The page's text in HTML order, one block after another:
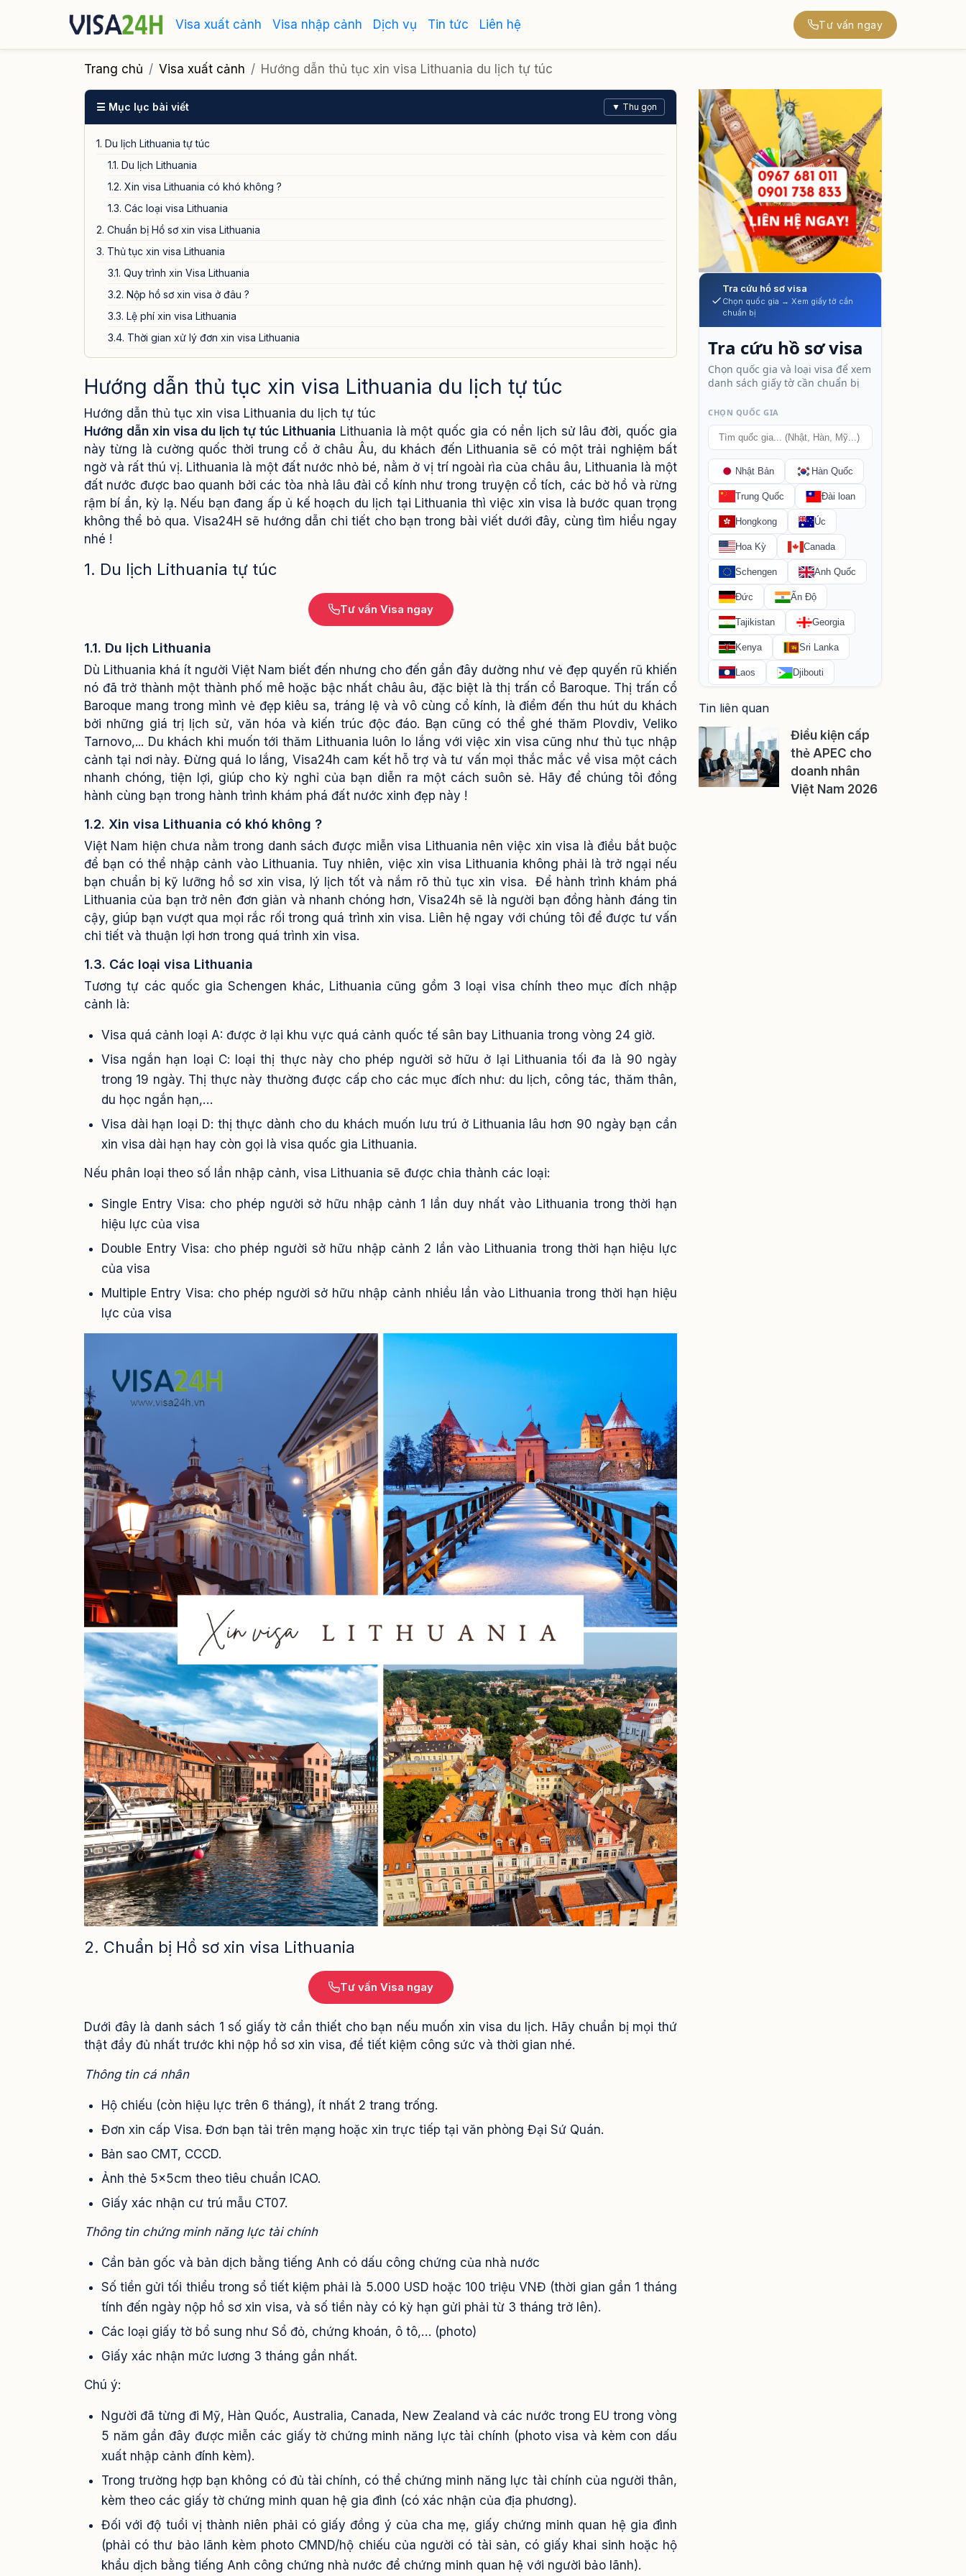
Visa xuất cảnh Visa nhập cảnh Dịch vụ Tin tức Liên hệ Tư vấn ngay
Trang chủ Visa xuất cảnh Hướng dẫn thủ tục xin visa Lithuania du lịch tự túc
☰ Mục lục bài viết ▼ Thu gọn
1. Du lịch Lithuania tự túc
1.1. Du lịch Lithuania
1.2. Xin visa Lithuania có khó không ?
1.3. Các loại visa Lithuania
2. Chuẩn bị Hồ sơ xin visa Lithuania
3. Thủ tục xin visa Lithuania
3.1. Quy trình xin Visa Lithuania
3.2. Nộp hồ sơ xin visa ở đâu ?
3.3. Lệ phí xin visa Lithuania
3.4. Thời gian xử lý đơn xin visa Lithuania
4. Các lưu ý quan trọng khi xin visa Lithuania du lịch tự túc
5. Dịch vụ xin visa Lithuania của Visa24h.vn
Hướng dẫn thủ tục xin visa Lithuania du lịch tự túc
Hướng dẫn thủ tục xin visa Lithuania du lịch tự túc
Hướng dẫn xin visa du lịch tự túc Lithuania Lithuania là một quốc gia có nền lịch sử lâu đời, quốc gia
này từng là cường quốc thời trung cổ ở châu Âu, du khách đến Lithuania sẽ có một trải nghiệm bất
ngờ và rất thú vị. Lithuania là một đất nước nhỏ bé, nằm ở vị trí ngoài rìa của châu âu, Lithuania là một
đất nước được bao quanh bởi các tòa nhà lâu đài cổ kính như trong truyện cổ tích, các bờ hồ và rừng
rậm bí ẩn, kỳ lạ. Nếu bạn đang ấp ủ kế hoạch du lịch tại Lithuania thì việc xin visa là bước quan trọng
không thể bỏ qua. Visa24H sẽ hướng dẫn chi tiết cho bạn trong bài viết dưới đây, cùng tìm hiểu ngay
nhé !
1. Du lịch Lithuania tự túc
Tư vấn Visa ngay
1.1. Du lịch Lithuania
Dù Lithuania khá ít người Việt Nam biết đến nhưng cho đến gần đây dường như vẻ đẹp quyến rũ khiến
nó đã trở thành một thành phố mê hoặc bậc nhất châu âu, đặc biệt là thị trấn cổ Baroque. Thị trấn cổ
Baroque mang trong mình vẻ đẹp kiêu sa, tráng lệ và vô cùng cổ kính, là điểm đến thu hút du khách
bởi những giá trị lịch sử, văn hóa và kiến trúc độc đáo. Bạn cũng có thể ghé thăm Plovdiv, Veliko
Tarnovo,... Du khách khi muốn tới thăm Lithuania luôn lo lắng với việc xin visa cũng như thủ tục nhập
cảnh tại nơi này. Đừng quá lo lắng, Visa24h cam kết hỗ trợ và tư vấn mọi thắc mắc về visa một cách
nhanh chóng, tiện lợi, giúp cho kỳ nghỉ của bạn diễn ra một cách suôn sẻ. Hãy để chúng tôi đồng
hành cùng bạn trong hành trình khám phá đất nước xinh đẹp này !
1.2. Xin visa Lithuania có khó không ?
Việt Nam hiện chưa nằm trong danh sách được miễn visa Lithuania nên việc xin visa là điều bắt buộc
để bạn có thể nhập cảnh vào Lithuania. Tuy nhiên, việc xin visa Lithuania không phải là trở ngại nếu
bạn chuẩn bị kỹ lưỡng hồ sơ xin visa, lý lịch tốt và nắm rõ thủ tục xin visa.
Để hành trình khám phá
Lithuania của bạn trở nên đơn giản và nhanh chóng hơn, Visa24h sẽ là người bạn đồng hành đáng tin
cậy, giúp bạn vượt qua mọi rắc rối trong quá trình xin visa. Liên hệ ngay với chúng tôi để được tư vấn
chi tiết và thuận lợi hơn trong quá trình xin visa.
1.3. Các loại visa Lithuania
Tương tự các quốc gia Schengen khác, Lithuania cũng gồm 3 loại visa chính theo mục đích nhập
cảnh là:
Visa quá cảnh loại A: được ở lại khu vực quá cảnh quốc tế sân bay Lithuania trong vòng 24 giờ.
Visa ngắn hạn loại C: loại thị thực này cho phép người sở hữu ở lại Lithuania tối đa là 90 ngày
trong 19 ngày. Thị thực này thường được cấp cho các mục đích như: du lịch, công tác, thăm thân,
du học ngắn hạn,…
Visa dài hạn loại D: thị thực dành cho du khách muốn lưu trú ở Lithuania lâu hơn 90 ngày bạn cần
xin visa dài hạn hay còn gọi là visa quốc gia Lithuania.
Nếu phân loại theo số lần nhập cảnh, visa Lithuania sẽ được chia thành các loại:
Single Entry Visa: cho phép người sở hữu nhập cảnh 1 lần duy nhất vào Lithuania trong thời hạn
hiệu lực của visa
Double Entry Visa: cho phép người sở hữu nhập cảnh 2 lần vào Lithuania trong thời hạn hiệu lực
của visa
Multiple Entry Visa: cho phép người sở hữu nhập cảnh nhiều lần vào Lithuania trong thời hạn hiệu
lực của visa
2. Chuẩn bị Hồ sơ xin visa Lithuania
Tư vấn Visa ngay
Dưới đây là danh sách 1 số giấy tờ cần thiết cho bạn nếu muốn xin visa du lịch. Hãy chuẩn bị mọi thứ
thật đầy đủ nhất trước khi nộp hồ sơ xin visa, để tiết kiệm công sức và thời gian nhé.
Thông tin cá nhân
Hộ chiếu (còn hiệu lực trên 6 tháng), ít nhất 2 trang trống.
Đơn xin cấp Visa. Đơn bạn tải trên mạng hoặc xin trực tiếp tại văn phòng Đại Sứ Quán.
Bản sao CMT, CCCD.
Ảnh thẻ 5x5cm theo tiêu chuẩn ICAO.
Giấy xác nhận cư trú mẫu CT07.
Thông tin chứng minh năng lực tài chính
Cần bản gốc và bản dịch bằng tiếng Anh có dấu công chứng của nhà nước
Số tiền gửi tối thiểu trong sổ tiết kiệm phải là 5.000 USD hoặc 100 triệu VNĐ (thời gian gần 1 tháng
tính đến ngày nộp hồ sơ xin visa, và số tiền này có kỳ hạn gửi phải từ 3 tháng trở lên).
Các loại giấy tờ bổ sung như Sổ đỏ, chứng khoán, ô tô,… (photo)
Giấy xác nhận mức lương 3 tháng gần nhất.
Chú ý:
Người đã từng đi Mỹ, Hàn Quốc, Australia, Canada, New Zealand và các nước trong EU trong vòng
5 năm gần đây được miễn các giấy tờ chứng minh năng lực tài chính (photo visa và kèm con dấu
xuất nhập cảnh đính kèm).
Trong trường hợp bạn không có đủ tài chính, có thể chứng minh năng lực tài chính của người thân,
kèm theo các giấy tờ chứng minh quan hệ gia đình (có xác nhận của địa phương).
Đối với độ tuổi vị thành niên phải có giấy đồng ý của cha mẹ, giấy chứng minh quan hệ gia đình
(phải có thư bảo lãnh kèm photo CMND/hộ chiếu của người có tài sản, có giấy khai sinh hoặc hộ
khẩu dịch bằng tiếng Anh công chứng nhà nước để chứng minh quan hệ với người bảo lãnh).
Tra cứu hồ sơ visa
Chọn quốc gia → Xem giấy tờ cần
chuẩn bị
Tin liên quan
Điều kiện cấp
thẻ APEC cho
doanh nhân
Việt Nam 2026